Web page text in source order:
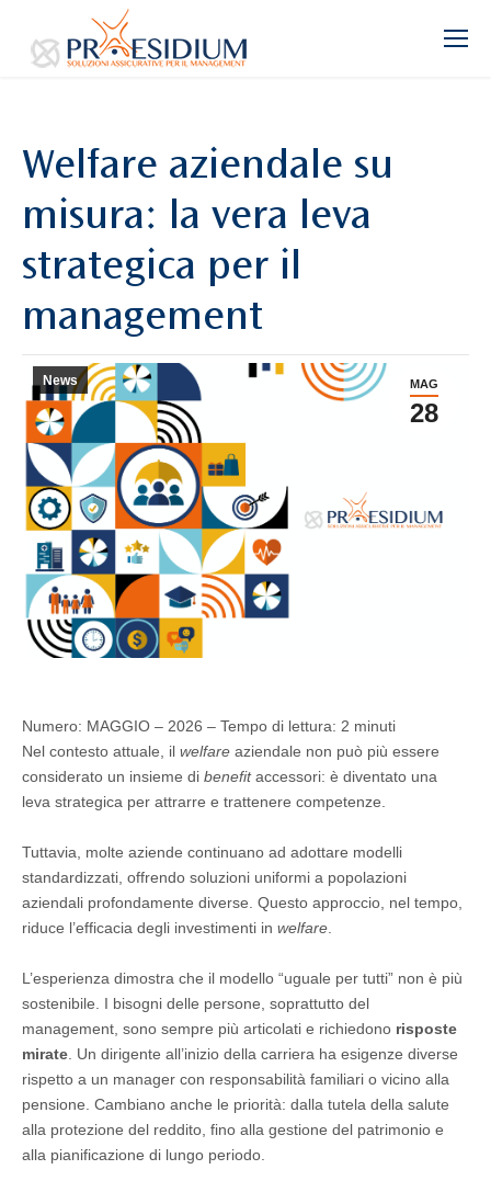
Welfare aziendale su
misura: la vera leva
strategica per il
management
MAG
28
News
Numero: MAGGIO – 2026 – Tempo di lettura: 2 minuti
Nel contesto attuale, il welfare aziendale non può più essere
considerato un insieme di benefitaccessori: è diventato una
leva strategica per attrarre e trattenere competenze.
Tuttavia, molte aziende continuano ad adottare modelli
standardizzati, offrendo soluzioni uniformi a popolazioni
aziendali profondamente diverse. Questo approccio, nel tempo,
riduce l’efficacia degli investimenti in welfare
L’esperienza dimostra che il modello “uguale per tutti” non è più
sostenibile. I bisogni delle persone, soprattutto del
management, sono sempre più articolati e richiedono risposte
mirate . Un dirigente all’inizio della carriera ha esigenze diverse
rispetto a un manager con responsabilità familiari o vicino alla
pensione. Cambiano anche le priorità: dalla tutela della salute
alla protezione del reddito, fino alla gestione del patrimonio e
alla pianificazione di lungo periodo.